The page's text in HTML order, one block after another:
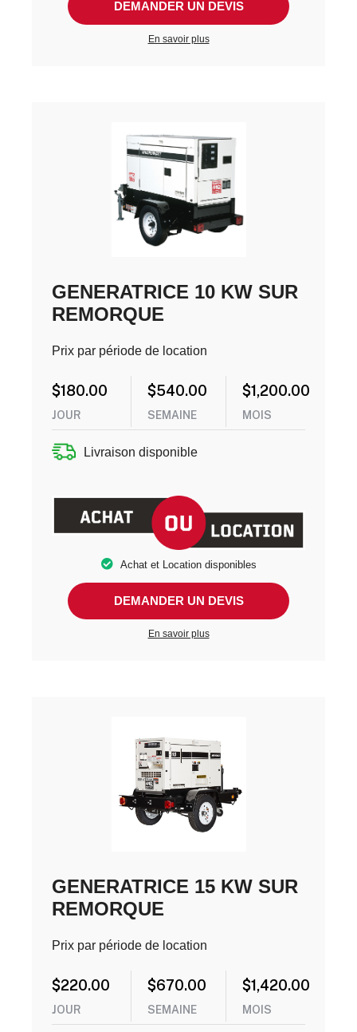
DEMANDER UN DEVIS
En savoir plus
GENERATRICE 10 KW SUR
REMORQUE
Prix par période de location
$180.00
JOUR
$540.00
SEMAINE
$1,200.00
MOIS
Livraison disponible
Achat et Location disponibles
DEMANDER UN DEVIS
En savoir plus
GENERATRICE 15 KW SUR
REMORQUE
Prix par période de location
$220.00
JOUR
$670.00
SEMAINE
$1,420.00
MOIS